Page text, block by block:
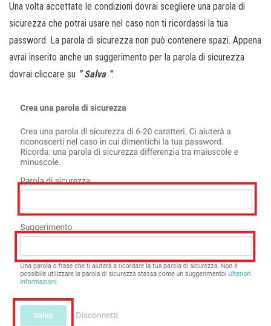
Una volta accettate le condizioni dovrai scegliere una parola di
sicurezza che potrai usare nel caso non ti ricordassi la tua
password. La parola di sicurezza non può contenere spazi. Appena
avrai inserito anche un suggerimento per la parola di sicurezza
dovrai cliccare su ” Salva “.